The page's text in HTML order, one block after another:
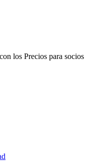
los Precios para socios